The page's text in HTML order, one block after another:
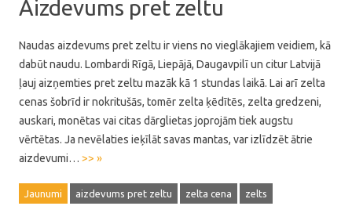
Aizdevums pret zeltu
Naudas aizdevums pret zeltu ir viens no vieglākajiem veidiem, kā
dabūt naudu. Lombardi Rīgā, Liepājā, Daugavpilī un citur Latvijā
ļauj aizņemties pret zeltu mazāk kā 1 stundas laikā. Lai arī zelta
cenas šobrīd ir nokritušās, tomēr zelta ķēdītēs, zelta gredzeni,
auskari, monētas vai citas dārglietas joprojām tiek augstu
vērtētas. Ja nevēlaties ieķīlāt savas mantas, var izlīdzēt ātrie
aizdevumi… >> »
Jaunumi aizdevums pret zeltu zelta cena zelts